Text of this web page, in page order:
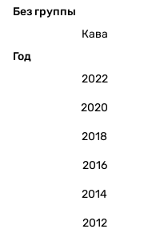
Без группы
Кава
Год
2022
2020
2018
2016
2014
2012